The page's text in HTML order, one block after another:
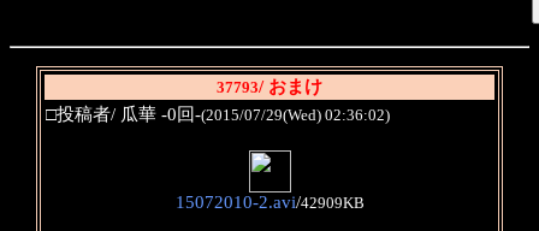
37793/ おまけ
□投稿者/ 瓜華 -0回-(2015/07/29(Wed) 02:36:02)
15072010-2.avi/42909KB